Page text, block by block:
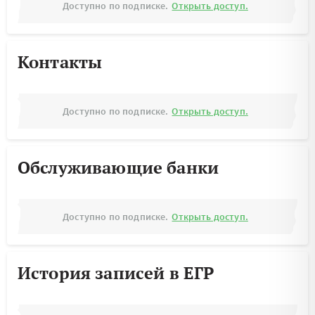
Доступно по подписке. Открыть доступ.
Контакты
Доступно по подписке. Открыть доступ.
Обслуживающие банки
Доступно по подписке. Открыть доступ.
История записей в ЕГР